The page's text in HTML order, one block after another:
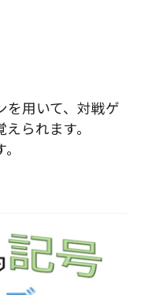
を用いて、対戦ゲ
られます。